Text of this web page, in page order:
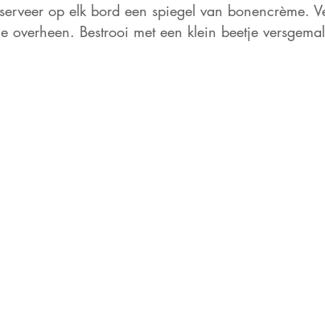
op elk bord een spiegel van bonencrème.
overheen. Bestrooi met een klein beetje